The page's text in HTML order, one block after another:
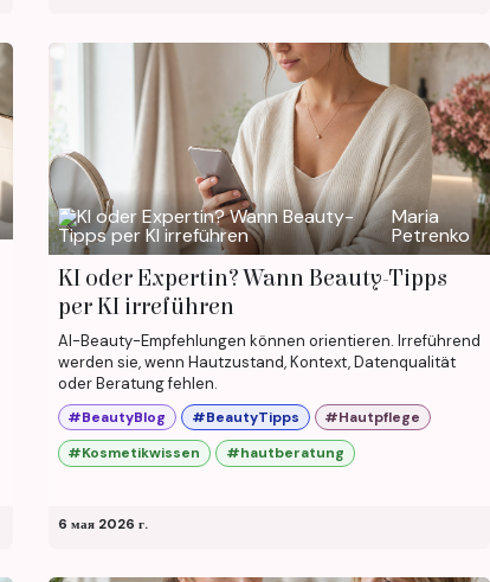
Maria
Petrenko
KI oder Expertin? Wann Beauty-Tipps
per KI irreführen
AI-Beauty-Empfehlungen können orientieren. Irreführend
werden sie, wenn Hautzustand, Kontext, Datenqualität
oder Beratung fehlen.
#BeautyBlog #BeautyTipps
#Hautpflege
#Kosmetikwissen
#hautberatung
6 мая 2026 г.